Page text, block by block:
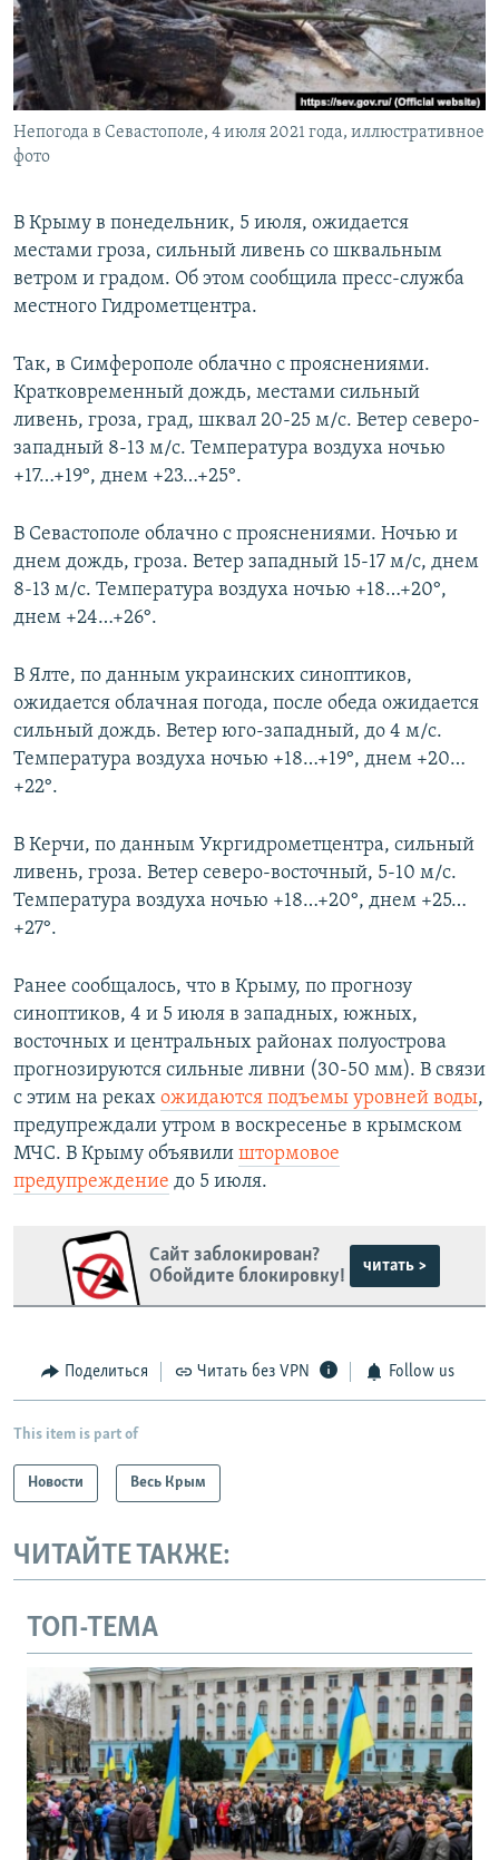
ПОБЕДИТЕЛЕЙ НЕ СУДЯТ?
КРЫМ.НЕПОКОРЕННЫЙ
ELIFBE
УКРАИНСКАЯ ПРОБЛЕМА КРЫМА
ПРИСОЕДИНЯЙТЕСЬ!
Непогода в Севастополе, 4 июля 2021 года, иллюстративное
фото
В Крыму в понедельник, 5 июля, ожидается
местами гроза, сильный ливень со шквальным
ветром и градом. Об этом сообщила пресс-служба
местного Гидрометцентра.
Так, в Симферополе облачно с прояснениями.
Кратковременный дождь, местами сильный
ливень, гроза, град, шквал 20-25 м/с. Ветер северо-
западный 8-13 м/с. Температура воздуха ночью
+17…+19°, днем +23…+25°.
В Севастополе облачно с прояснениями. Ночью и
днем дождь, гроза. Ветер западный 15-17 м/с, днем
8-13 м/с. Температура воздуха ночью +18…+20°,
днем +24…+26°.
В Ялте, по данным украинских синоптиков,
ожидается облачная погода, после обеда ожидается
сильный дождь. Ветер юго-западный, до 4 м/с.
Температура воздуха ночью +18…+19°, днем +20…
+22°.
В Керчи, по данным Укргидрометцентра, сильный
ливень, гроза. Ветер северо-восточный, 5-10 м/с.
Температура воздуха ночью +18…+20°, днем +25…
+27°.
Ранее сообщалось, что в Крыму, по прогнозу
синоптиков, 4 и 5 июля в западных, южных,
восточных и центральных районах полуострова
прогнозируются сильные ливни (30-50 мм). В связи
с этим на реках ожидаются подъемы уровней воды,
предупреждали утром в воскресенье в крымском
МЧС. В Крыму объявили штормовое
предупреждение до 5 июля.
Сайт заблокирован?
Обойдите блокировку!
читать >
Поделиться Читать без VPN Follow us
This item is part of
Новости Весь Крым
ЧИТАЙТЕ ТАКЖЕ:
ТОП-ТЕМА